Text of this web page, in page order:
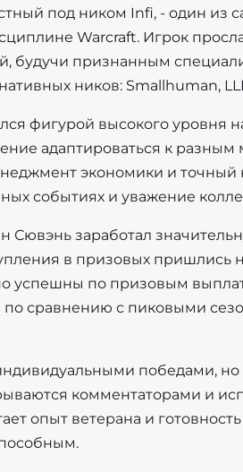
под ником Infi, - один из
Warcraft. Игрок
будучи признанным
ников: Smallhuman,
фигурой высокого уровня
адаптироваться к
экономики и точный
событиях и уважение
Сювэнь заработал
в призовых пришлись
успешны по призовым
по сравнению с пиковыми
победами,
комментаторами и
опыт ветерана и